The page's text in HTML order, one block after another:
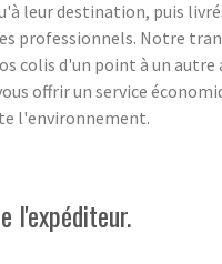
leur destination, puis
professionnels. Notre
colis d'un point à un autre
offrir un service
l'environnement.
l'expéditeur.